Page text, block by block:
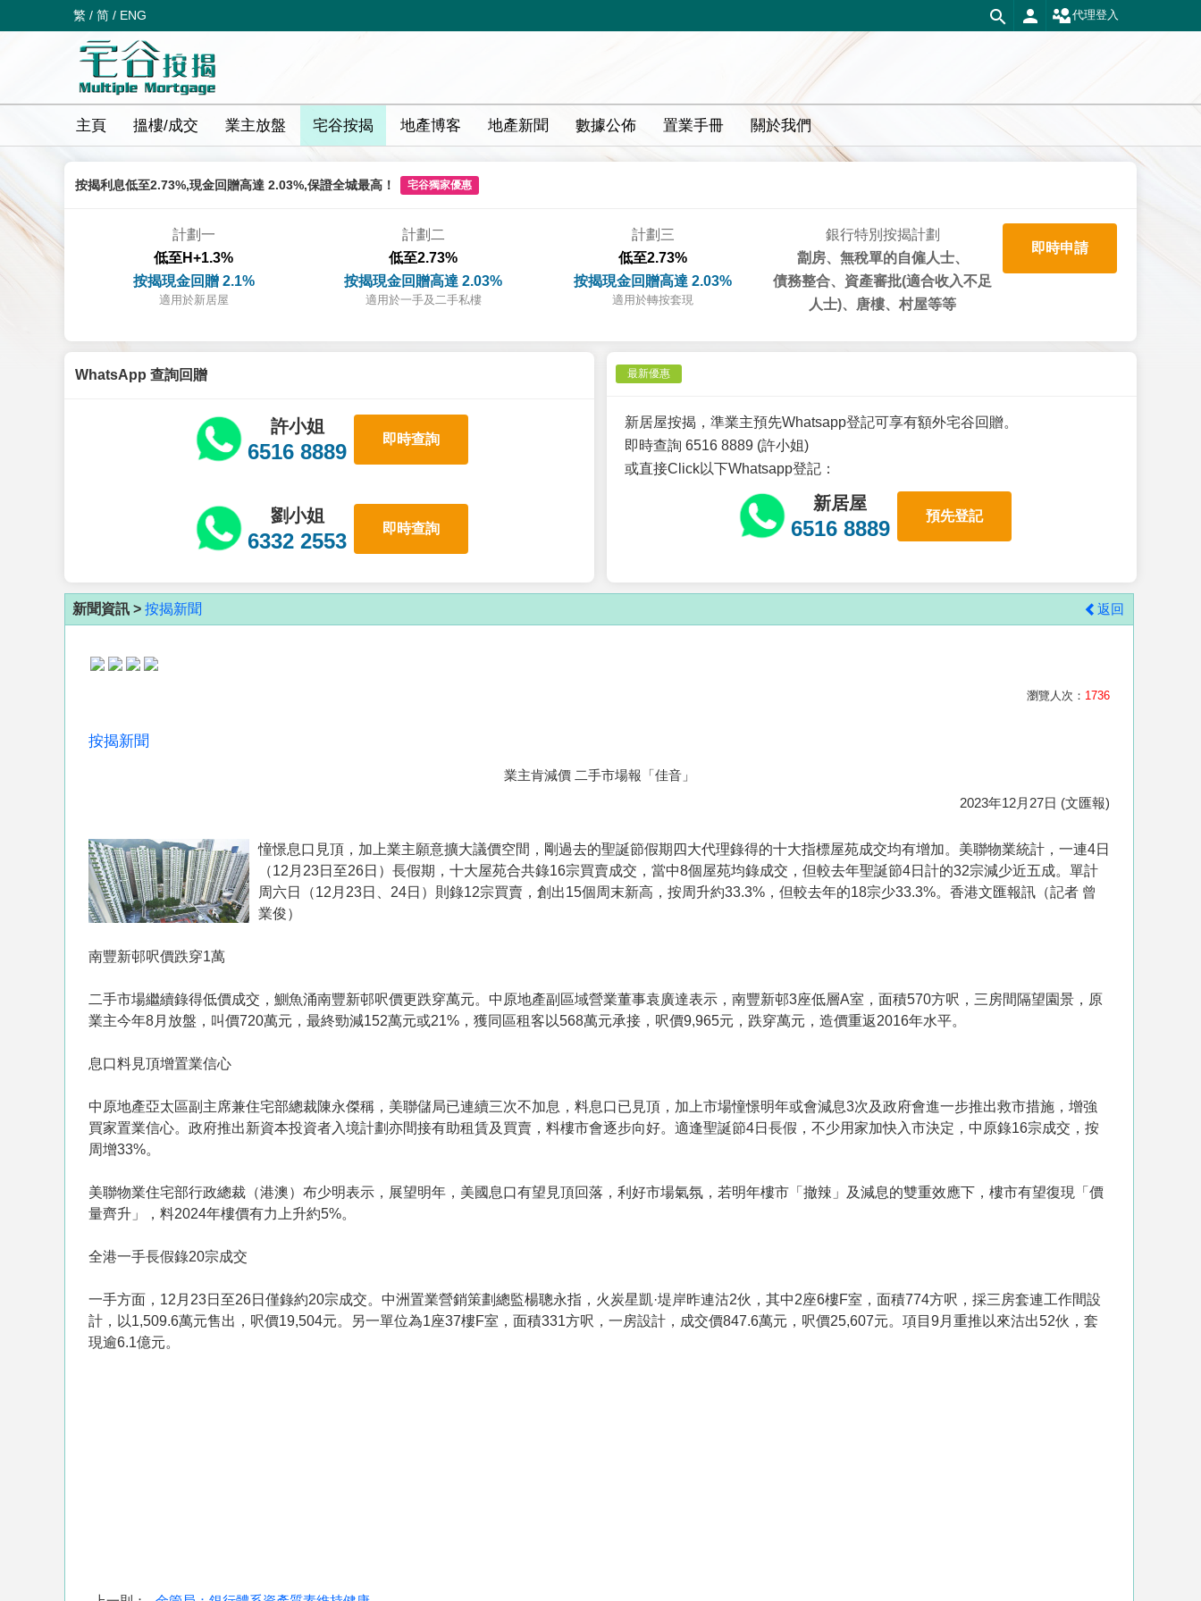
繁 / 简 / ENG 代理登入
主頁 搵樓/成交 業主放盤 宅谷按揭 地產博客 地產新聞 數據公佈 置業手冊 關於我們
按揭利息低至2.73%,現金回贈高達 2.03%,保證全城最高！ 宅谷獨家優惠
計劃一
低至H+1.3%
按揭現金回贈 2.1%
適用於新居屋
計劃二
低至2.73%
按揭現金回贈高達 2.03%
適用於一手及二手私樓
計劃三
低至2.73%
按揭現金回贈高達 2.03%
適用於轉按套現
銀行特別按揭計劃
劏房、無稅單的自僱人士、
債務整合、資產審批(適合收入不足
人士)、唐樓、村屋等等
即時申請
WhatsApp 查詢回贈
許小姐
6516 8889
即時查詢
劉小姐
6332 2553
即時查詢
最新優惠
新居屋按揭，準業主預先Whatsapp登記可享有額外宅谷回贈。
即時查詢 6516 8889 (許小姐)
或直接Click以下Whatsapp登記：
新居屋
6516 8889
預先登記
新聞資訊 > 按揭新聞 返回
瀏覽人次： 1736
按揭新聞
業主肯減價 二手市場報「佳音」
2023年12月27日 (文匯報)
憧憬息口見頂，加上業主願意擴大議價空間，剛過去的聖誕節假期四大代理錄得的十大指標屋苑成交均有增加。美聯物業統計，一連4日
（12月23日至26日）長假期，十大屋苑合共錄16宗買賣成交，當中8個屋苑均錄成交，但較去年聖誕節4日計的32宗減少近五成。單計
周六日（12月23日、24日）則錄12宗買賣，創出15個周末新高，按周升約33.3%，但較去年的18宗少33.3%。香港文匯報訊（記者 曾
業俊）
南豐新邨呎價跌穿1萬
二手市場繼續錄得低價成交，鰂魚涌南豐新邨呎價更跌穿萬元。中原地產副區域營業董事袁廣達表示，南豐新邨3座低層A室，面積570方呎，三房間隔望園景，原
業主今年8月放盤，叫價720萬元，最終勁減152萬元或21%，獲同區租客以568萬元承接，呎價9,965元，跌穿萬元，造價重返2016年水平。
息口料見頂增置業信心
中原地產亞太區副主席兼住宅部總裁陳永傑稱，美聯儲局已連續三次不加息，料息口已見頂，加上市場憧憬明年或會減息3次及政府會進一步推出救市措施，增強
買家置業信心。政府推出新資本投資者入境計劃亦間接有助租賃及買賣，料樓市會逐步向好。適逢聖誕節4日長假，不少用家加快入市決定，中原錄16宗成交，按
周增33%。
美聯物業住宅部行政總裁（港澳）布少明表示，展望明年，美國息口有望見頂回落，利好市場氣氛，若明年樓市「撤辣」及減息的雙重效應下，樓市有望復現「價
量齊升」，料2024年樓價有力上升約5%。
全港一手長假錄20宗成交
一手方面，12月23日至26日僅錄約20宗成交。中洲置業營銷策劃總監楊聰永指，火炭星凱·堤岸昨連沽2伙，其中2座6樓F室，面積774方呎，採三房套連工作間設
計，以1,509.6萬元售出，呎價19,504元。另一單位為1座37樓F室，面積331方呎，一房設計，成交價847.6萬元，呎價25,607元。項目9月重推以來沽出52伙，套
現逾6.1億元。